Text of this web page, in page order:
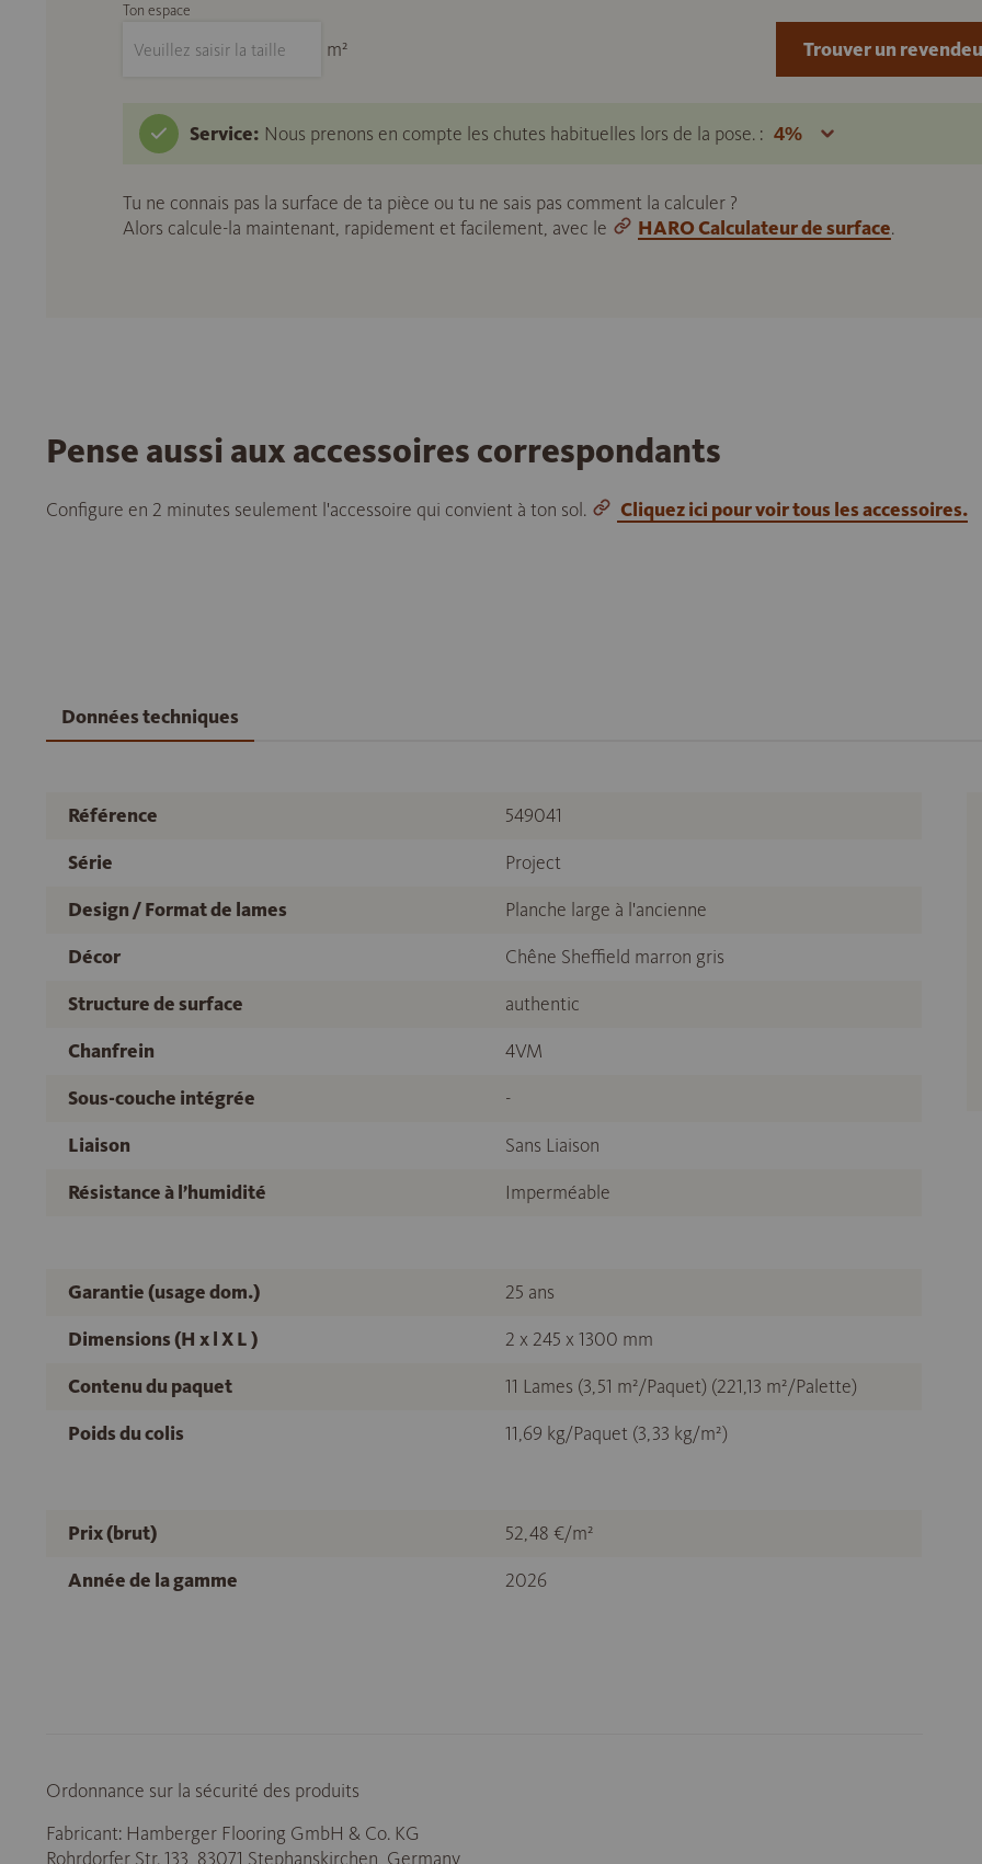
Ton espace
m²
Service: Nous prenons en compte les chutes habituelles lors de la pose. :
Tu ne connais pas la surface de ta pièce ou tu ne sais pas comment la calculer ?
Alors calcule-la maintenant, rapidement et facilement, avec le
HARO Calculateur de surface.
Trouver un
Pense aussi aux accessoires correspondants
Configure en 2 minutes seulement l'accessoire qui convient à ton sol. Cliquez ici pour voir tous les accessoires.
Données techniques
Référence
549041
Série
Project
Design / Format de lames
Planche large à l'ancienne
Décor
Chêne Sheffield marron gris
Structure de surface
authentic
Chanfrein
4VM
Sous-couche intégrée
-
Liaison
Sans Liaison
Résistance à l’humidité
Imperméable
Garantie (usage dom.)
25 ans
Dimensions (H x l X L )
2 x 245 x 1300 mm
Contenu du paquet
11 Lames (3,51 m²/Paquet) (221,13 m²/Palette)
Poids du colis
11,69 kg/Paquet (3,33 kg/m²)
Prix (brut)
52,48 €/m²
Année de la gamme
2026
Ordonnance sur la sécurité des produits
Fabricant: Hamberger Flooring GmbH & Co. KG
Rohrdorfer Str. 133, 83071 Stephanskirchen, Germany